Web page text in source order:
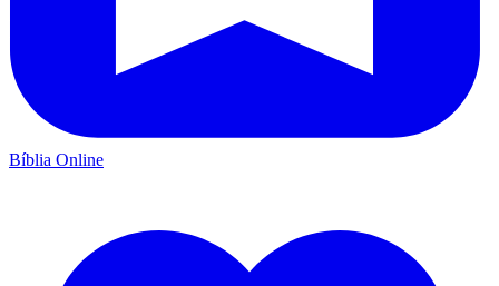
Bíblia Online